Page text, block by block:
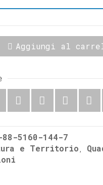
Aggiungi al
88-5160-144-7
e Territorio,